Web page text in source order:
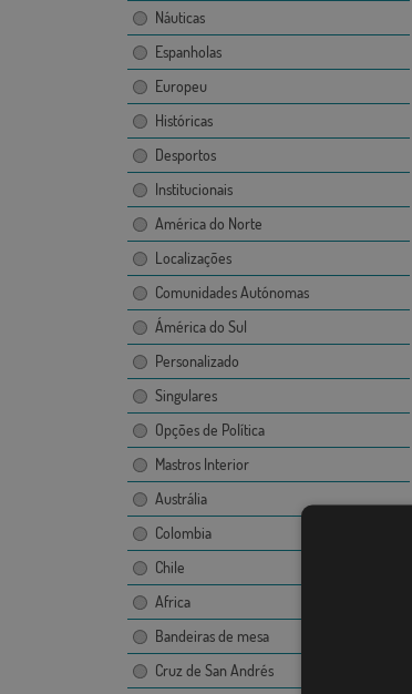
Náuticas
Espanholas
Europeu
Históricas
Desportos
Institucionais
América do Norte
Localizações
Comunidades Autónomas
Ámérica do Sul
Personalizado
Singulares
Opções de Política
Mastros Interior
Austrália
Colombia
Chile
Africa
Bandeiras de mesa
Cruz de San Andrés